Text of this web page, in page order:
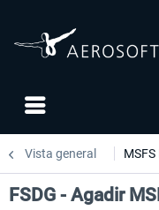
Vista general
FSDG - Agadir